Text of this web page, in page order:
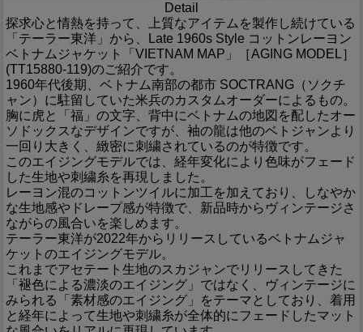
Detail
探求心と情熱を持って、上質なアイテムを製作し続けている
「テーラー東洋」から、Late 1960s Style コットンレーヨン
ベトナムジャケット「VIETNAM MAP」［AGING MODEL］
(TT15880-119)のご紹介です。
1960年代後期、ベトナム南部の都市 SOCTRANG（ソクチ
ャン）に駐留していた米兵のカスタムオーダーによるもの。
胸に虎と「福」の文字、背中にベトナムの地図を配したオー
ソドックスなデザインですが、袖の龍は他のベトジャンより
一回り大きく、緻密に刺繍されているのが特徴です。
このエイジングモデルでは、経年変化により色味がフェード
した生地や刺繍糸を再現しました。
レーヨン混のコットンツイルに加工を加えており、しなやか
な生地感やドレープ感が特徴で、新品時からヴィンテージさ
ながらの風合いを楽しめます。
テーラー東洋が2022年からリリースしているベトナムジャ
ケットのエイジングモデル。
これまでアセテート生地のスカジャンでリリースしてきた
「褪色による濃淡のエイジング」ではなく、ヴィンテージに
みられる「素材感のエイジング」をテーマとしており、着用
と経年によって生地や刺繍糸が全体的にフェードしたマット